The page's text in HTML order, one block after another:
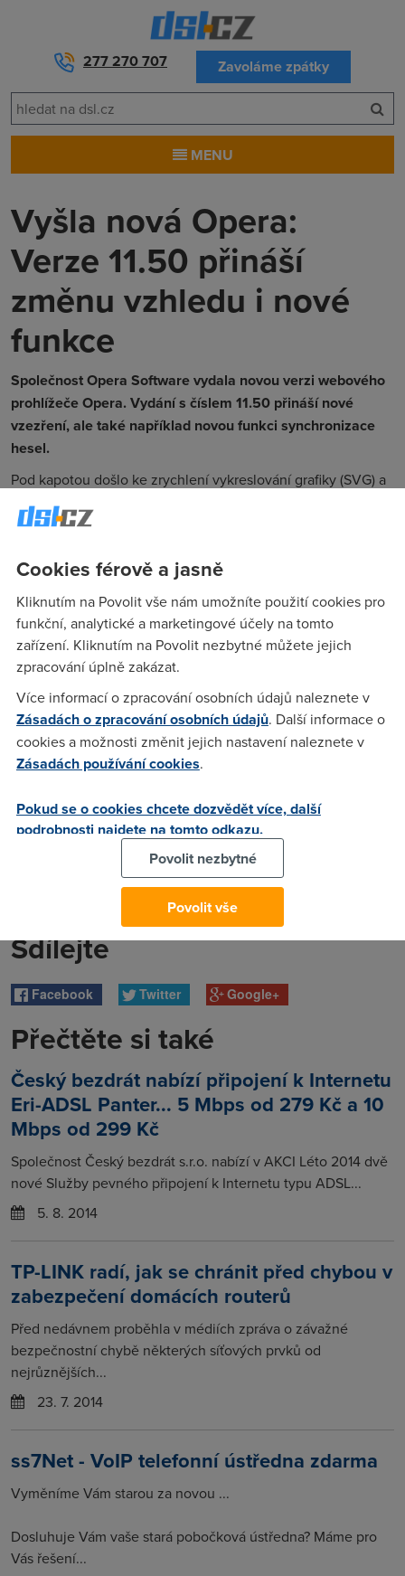
277 270 707 Zavoláme zpátky
MENU
Vyšla nová Opera:
Verze 11.50 přináší
změnu vzhledu i nové
funkce
Společnost Opera Software vydala novou verzi webového
prohlížeče Opera. Vydání s číslem 11.50 přináší nové
vzezření, ale také například novou funkci synchronizace
hesel.
Pod kapotou došlo ke zrychlení vykreslování grafiky (SVG) a
CSS a přibyla podpora vznikajícího standardu HTML5.
Obligátně byly opraveny mnohé odhalené chyby.
(Windows, Linux, Mac OS, *BSD). Ke stažení
1. 7. 2011
Autor: Redakce DSL.cz
Sdílejte
Facebook Twitter Google+
Přečtěte si také
Český bezdrát nabízí připojení k Internetu
Eri-ADSL Panter... 5 Mbps od 279 Kč a 10
Mbps od 299 Kč
Společnost Český bezdrát s.r.o. nabízí v AKCI Léto 2014 dvě
nové Služby pevného připojení k Internetu typu ADSL...
5. 8. 2014
TP-LINK radí, jak se chránit před chybou v
zabezpečení domácích routerů
Před nedávnem proběhla v médiích zpráva o závažné
bezpečnostní chybě některých síťových prvků od
nejrůznějších...
23. 7. 2014
ss7Net - VoIP telefonní ústředna zdarma
Vyměníme Vám starou za novou ...
Dosluhuje Vám vaše stará pobočková ústředna? Máme pro
Vás řešení...
Cookies férově a jasně
Kliknutím na Povolit vše nám umožníte použití cookies pro
funkční, analytické a marketingové účely na tomto
zařízení. Kliknutím na Povolit nezbytné můžete jejich
zpracování úplně zakázat.
Více informací o zpracování osobních údajů naleznete v
Zásadách o zpracování osobních údajů. Další informace o
cookies a možnosti změnit jejich nastavení naleznete v
Zásadách používání cookies.
Pokud se o cookies chcete dozvědět více, další
podrobnosti najdete na tomto odkazu.
Povolit nezbytné
Povolit vše